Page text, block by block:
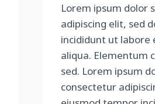
Lorem ipsum dolor
adipiscing elit, sed
incididunt ut labore
aliqua. Elementum
sed. Lorem ipsum
consectetur